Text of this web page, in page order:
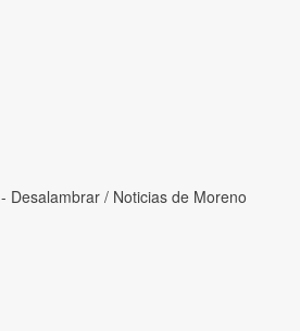
- Desalambrar / Noticias de Moreno